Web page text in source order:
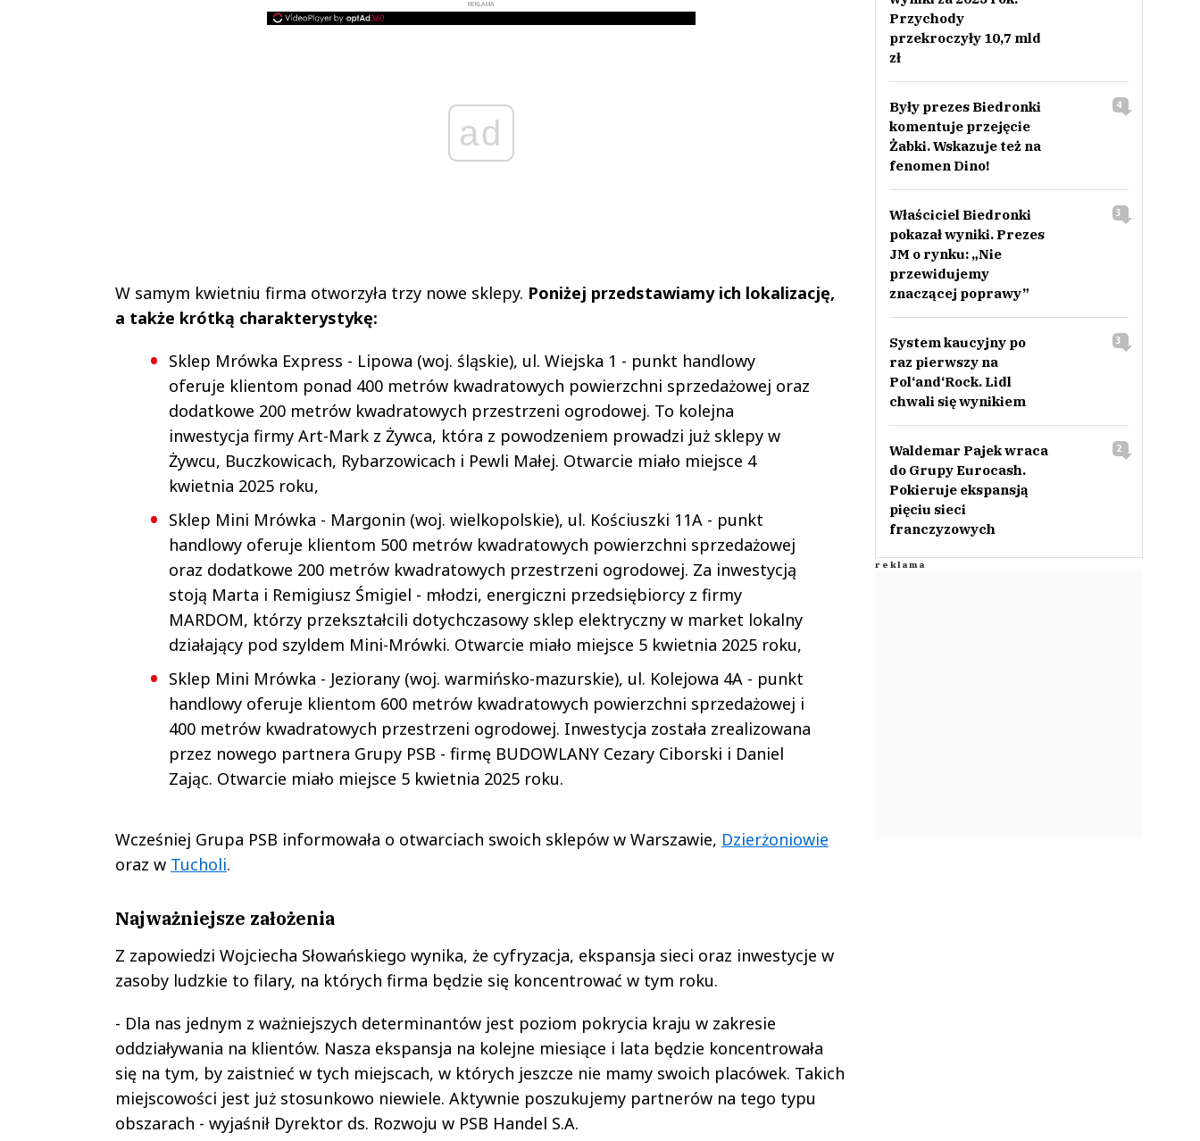
REKLAMA
ad
W samym kwietniu firma otworzyła trzy nowe sklepy. Poniżej przedstawiamy ich lokalizację,
a także krótką charakterystykę:
Sklep Mrówka Express - Lipowa (woj. śląskie), ul. Wiejska 1 - punkt handlowy
oferuje klientom ponad 400 metrów kwadratowych powierzchni sprzedażowej oraz
dodatkowe 200 metrów kwadratowych przestrzeni ogrodowej. To kolejna
inwestycja firmy Art-Mark z Żywca, która z powodzeniem prowadzi już sklepy w
Żywcu, Buczkowicach, Rybarzowicach i Pewli Małej. Otwarcie miało miejsce 4
kwietnia 2025 roku,
Sklep Mini Mrówka - Margonin (woj. wielkopolskie), ul. Kościuszki 11A - punkt
handlowy oferuje klientom 500 metrów kwadratowych powierzchni sprzedażowej
oraz dodatkowe 200 metrów kwadratowych przestrzeni ogrodowej. Za inwestycją
stoją Marta i Remigiusz Śmigiel - młodzi, energiczni przedsiębiorcy z firmy
MARDOM, którzy przekształcili dotychczasowy sklep elektryczny w market lokalny
działający pod szyldem Mini-Mrówki. Otwarcie miało miejsce 5 kwietnia 2025 roku,
Sklep Mini Mrówka - Jeziorany (woj. warmińsko-mazurskie), ul. Kolejowa 4A - punkt
handlowy oferuje klientom 600 metrów kwadratowych powierzchni sprzedażowej i
400 metrów kwadratowych przestrzeni ogrodowej. Inwestycja została zrealizowana
przez nowego partnera Grupy PSB - firmę BUDOWLANY Cezary Ciborski i Daniel
Zając. Otwarcie miało miejsce 5 kwietnia 2025 roku.
Wcześniej Grupa PSB informowała o otwarciach swoich sklepów w Warszawie, Dzierżoniowie
oraz w Tucholi.
Najważniejsze założenia
Z zapowiedzi Wojciecha Słowańskiego wynika, że cyfryzacja, ekspansja sieci oraz inwestycje w
zasoby ludzkie to filary, na których firma będzie się koncentrować w tym roku.
- Dla nas jednym z ważniejszych determinantów jest poziom pokrycia kraju w zakresie
oddziaływania na klientów. Nasza ekspansja na kolejne miesiące i lata będzie koncentrowała
się na tym, by zaistnieć w tych miejscach, w których jeszcze nie mamy swoich placówek. Takich
miejscowości jest już stosunkowo niewiele. Aktywnie poszukujemy partnerów na tego typu
obszarach - wyjaśnił Dyrektor ds. Rozwoju w PSB Handel S.A.
Przychody
przekroczyły 10,7 mld
zł
Były prezes Biedronki
komentuje przejęcie
Żabki. Wskazuje też na
fenomen Dino!
4
Właściciel Biedronki
pokazał wyniki. Prezes
JM o rynku: „Nie
przewidujemy
znaczącej poprawy”
3
System kaucyjny po
raz pierwszy na
Pol‘and‘Rock. Lidl
chwali się wynikiem
3
Waldemar Pajek wraca
do Grupy Eurocash.
Pokieruje ekspansją
pięciu sieci
franczyzowych
2